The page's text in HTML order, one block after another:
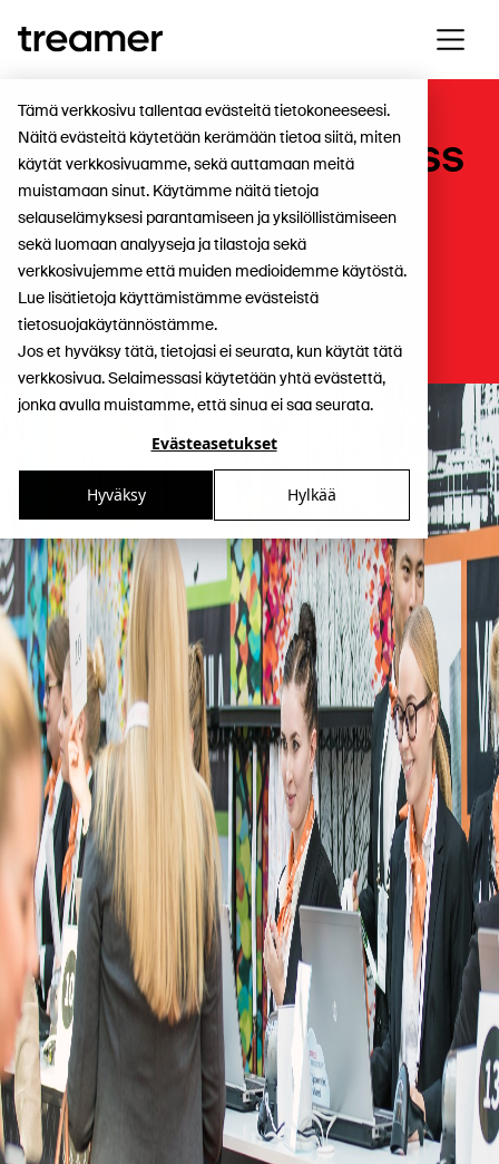
Tämä verkkosivu tallentaa evästeitä tietokoneeseesi.
Näitä evästeitä käytetään kerämään tietoa siitä, miten
käytät verkkosivuamme, sekä auttamaan meitä
muistamaan sinut. Käytämme näitä tietoja
selauselämyksesi parantamiseen ja yksilöllistämiseen
sekä luomaan analyyseja ja tilastoja sekä
verkkosivujemme että muiden medioidemme käytöstä.
Lue lisätietoja käyttämistämme evästeistä
tietosuojakäytännöstämme.
Jos et hyväksy tätä, tietojasi ei seurata, kun käytät tätä
verkkosivua. Selaimessasi käytetään yhtä evästettä,
jonka avulla muistamme, että sinua ei saa seurata.
Evästeasetukset
Hyväksy Hylkää
Näin Nordic Business
Forum selättää
ruuhkahuiput
Yrityksille
Referenssit